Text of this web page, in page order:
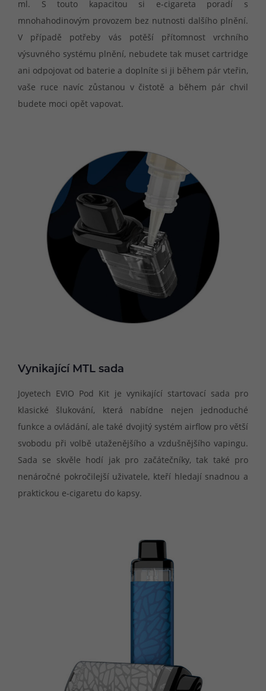
ml. S touto kapacitou si e-cigareta poradí s
mnohahodinovým provozem bez nutnosti dalšího plnění.
V případě potřeby vás potěší přítomnost vrchního
výsuvného systému plnění, nebudete tak muset cartridge
ani odpojovat od baterie a doplníte si ji během pár vteřin,
vaše ruce navíc zůstanou v čistotě a během pár chvil
budete moci opět vapovat.
Vynikající MTL sada
Joyetech EVIO Pod Kit je vynikající startovací sada pro
klasické šlukování, která nabídne nejen jednoduché
funkce a ovládání, ale také dvojitý systém airflow pro větší
svobodu při volbě utaženějšího a vzdušnějšího vapingu.
Sada se skvěle hodí jak pro začátečníky, tak také pro
nenáročné pokročilejší uživatele, kteří hledají snadnou a
praktickou e-cigaretu do kapsy.